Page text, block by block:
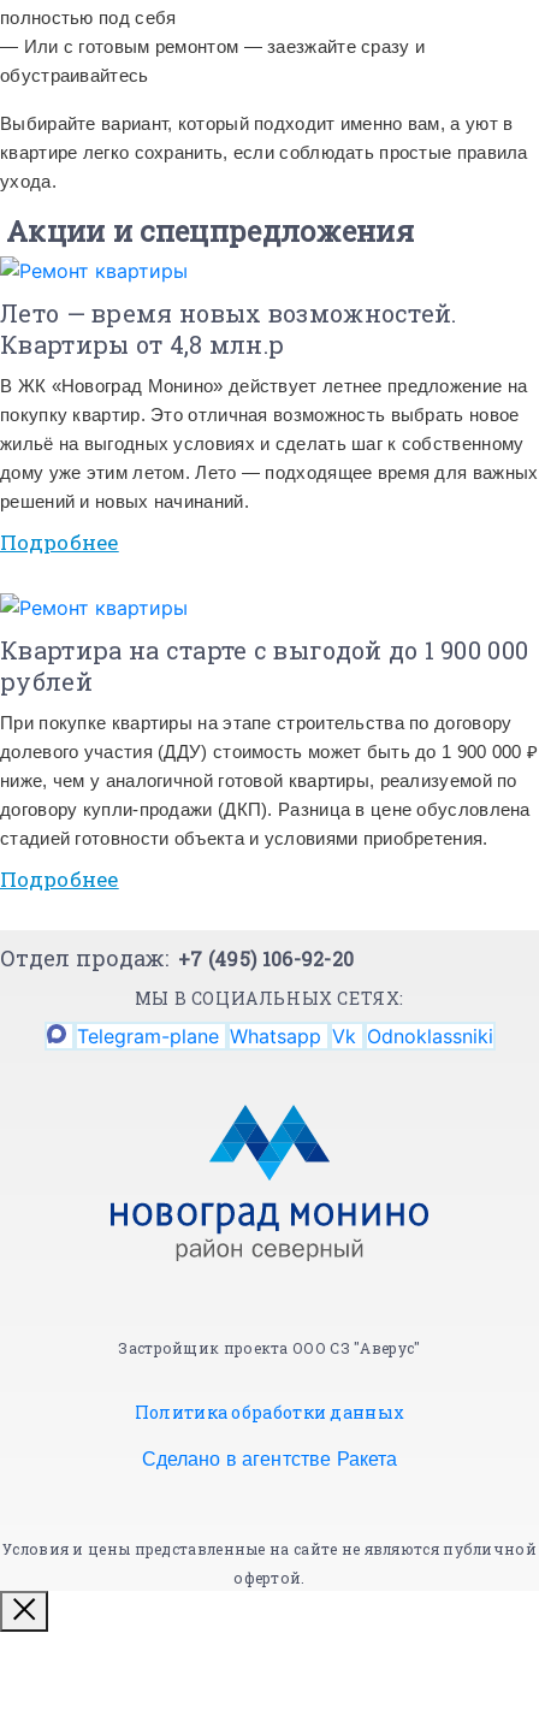
полностью под себя
— Или с готовым ремонтом — заезжайте сразу и
обустраивайтесь
Выбирайте вариант, который подходит именно вам, а уют в
квартире легко сохранить, если соблюдать простые правила
ухода.
Акции и спецпредложения
Лето — время новых возможностей.
Квартиры от 4,8 млн.р
В ЖК «Новоград Монино» действует летнее предложение на
покупку квартир. Это отличная возможность выбрать новое
жильё на выгодных условиях и сделать шаг к собственному
дому уже этим летом. Лето — подходящее время для важных
решений и новых начинаний.
Подробнее
Квартира на старте с выгодой до 1 900 000
рублей
При покупке квартиры на этапе строительства по договору
долевого участия (ДДУ) стоимость может быть до 1 900 000 ₽
ниже, чем у аналогичной готовой квартиры, реализуемой по
договору купли-продажи (ДКП). Разница в цене обусловлена
стадией готовности объекта и условиями приобретения.
Подробнее
Отдел продаж: +7 (495) 106-92-20
МЫ В СОЦИАЛЬНЫХ СЕТЯХ:
Telegram-plane Whatsapp Vk Odnoklassniki
Застройщик проекта ООО СЗ "Аверус"
Политика обработки данных
Сделано в агентстве Ракета
Условия и цены представленные на сайте не являются публичной
офертой.